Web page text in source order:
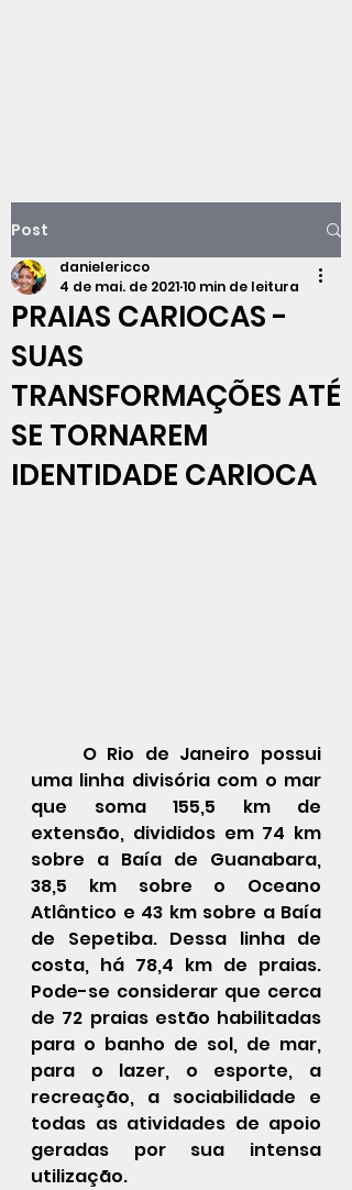
Post
PRAIAS CARIOCAS -
SUAS
TRANSFORMAÇÕES ATÉ
SE TORNAREM
IDENTIDADE CARIOCA
danielericco
4 de mai. de 202110 min de leitura
O Rio de Janeiro possui
uma linha divisória com o mar
que soma 155,5 km de
extensão, divididos em 74 km
sobre a Baía de Guanabara,
38,5 km sobre o Oceano
Atlântico e 43 km sobre a Baía
de Sepetiba. Dessa linha de
costa, há 78,4 km de praias.
Pode-se considerar que cerca
de 72 praias estão habilitadas
para o banho de sol, de mar,
para o lazer, o esporte, a
recreação, a sociabilidade e
todas as atividades de apoio
geradas por sua intensa
utilização.